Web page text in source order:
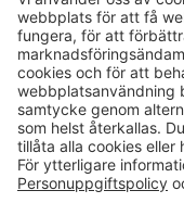
Aktuellt
Karriär